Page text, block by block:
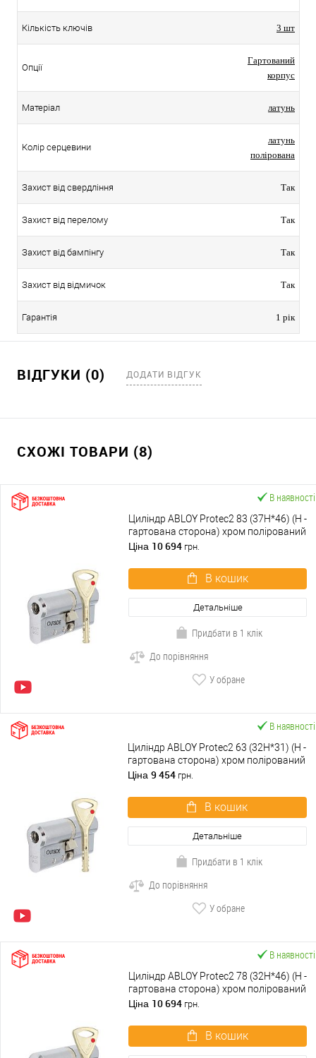
Кількість ключів 3 шт
Опції
Гартований
корпус
Матеріал латунь
Колір серцевини
латунь
полірована
Захист від свердління Так
Захист від перелому Так
Захист від бампінгу Так
Захист від відмичок Так
Гарантія 1 рік
ВІДГУКИ (0) ДОДАТИ ВІДГУК
СХОЖІ ТОВАРИ (8)
В наявності
Циліндр ABLOY Protec2 83 (37H*46) (H -
гартована сторона) хром полірований
Ціна 10 694 грн.
В кошик
Детальніше
Придбати в 1 клік
До порівняння
У обране
В наявності
Циліндр ABLOY Protec2 63 (32H*31) (H -
гартована сторона) хром полірований
Ціна 9 454 грн.
В кошик
Детальніше
Придбати в 1 клік
До порівняння
У обране
В наявності
Циліндр ABLOY Protec2 78 (32H*46) (H -
гартована сторона) хром полірований
Ціна 10 694 грн.
В кошик